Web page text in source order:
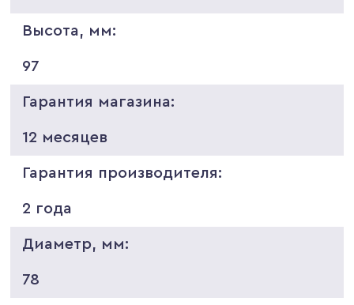
Высота, мм:
97
Гарантия магазина:
12 месяцев
Гарантия производителя:
2 года
Диаметр, мм:
78